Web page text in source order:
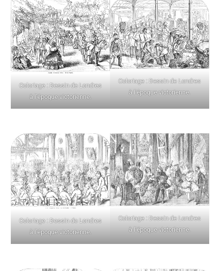
Coloriage : Dessin de Londres
à l’époque victorienne.
Coloriage : Dessin de Londres
à l’époque victorienne.
Coloriage : Dessin de Londres
à l’époque victorienne.
Coloriage : Dessin de Londres
à l’époque victorienne.